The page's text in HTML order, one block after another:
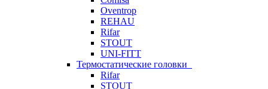
Oventrop
REHAU
Rifar
STOUT
UNI-FITT
Термостатические головки
Rifar
STOUT